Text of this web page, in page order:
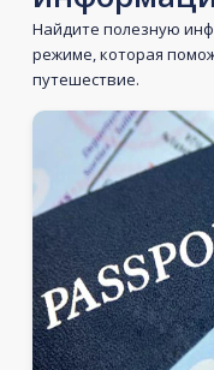
Найдите полезную
режиме, которая
путешествие.